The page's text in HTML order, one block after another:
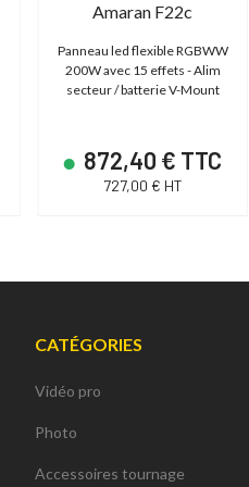
Amaran F22c
Panneau led flexible RGBWW
200W avec 15 effets - Alim
secteur / batterie V-Mount
872,40 € TTC
727,00 € HT
CATÉGORIES
Vidéo pro
Photo
Accessoires tournage